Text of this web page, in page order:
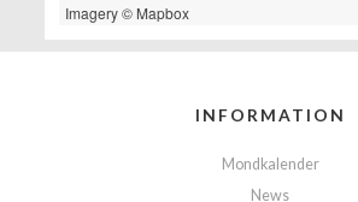
Imagery © Mapbox
INFORMATION
Mondkalender
News